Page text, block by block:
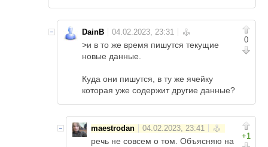
0
DainB
>и в то же время пишутся текущие
новые данные.
Куда они пишутся, в ту же ячейку
которая уже содержит другие данные?
+1
maestrodan
речь не совсем о том. Объясняю на